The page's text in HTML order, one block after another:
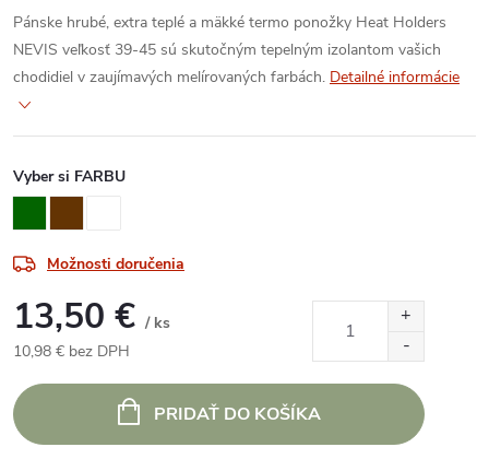
Pánske hrubé, extra teplé a mäkké termo ponožky Heat Holders
NEVIS veľkosť 39-45 sú skutočným tepelným izolantom vašich
chodidiel v zaujímavých melírovaných farbách. Detailné informácie
Vyber si FARBU
Možnosti doručenia
13,50 € / ks
10,98 € bez DPH
cena:
PRIDAŤ DO KOŠÍKA